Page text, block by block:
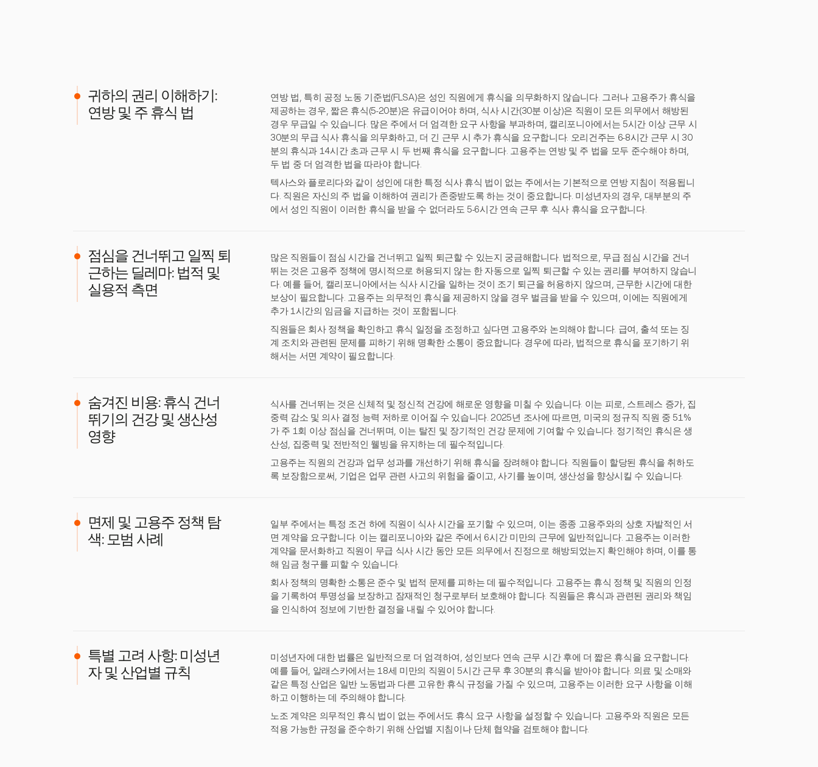
귀하의 권리 이해하기:
연방 및 주 휴식 법
연방 법, 특히 공정 노동 기준법(FLSA)은 성인 직원에게 휴식을 의무화하지 않습니다. 그러나 고용주가 휴식을
제공하는 경우, 짧은 휴식(5-20분)은 유급이어야 하며, 식사 시간(30분 이상)은 직원이 모든 의무에서 해방된
경우 무급일 수 있습니다. 많은 주에서 더 엄격한 요구 사항을 부과하며, 캘리포니아에서는 5시간 이상 근무 시
30분의 무급 식사 휴식을 의무화하고, 더 긴 근무 시 추가 휴식을 요구합니다. 오리건주는 6-8시간 근무 시 30
분의 휴식과 14시간 초과 근무 시 두 번째 휴식을 요구합니다. 고용주는 연방 및 주 법을 모두 준수해야 하며,
두 법 중 더 엄격한 법을 따라야 합니다.
텍사스와 플로리다와 같이 성인에 대한 특정 식사 휴식 법이 없는 주에서는 기본적으로 연방 지침이 적용됩니
다. 직원은 자신의 주 법을 이해하여 권리가 존중받도록 하는 것이 중요합니다. 미성년자의 경우, 대부분의 주
에서 성인 직원이 이러한 휴식을 받을 수 없더라도 5-6시간 연속 근무 후 식사 휴식을 요구합니다.
점심을 건너뛰고 일찍 퇴
근하는 딜레마: 법적 및
실용적 측면
많은 직원들이 점심 시간을 건너뛰고 일찍 퇴근할 수 있는지 궁금해합니다. 법적으로, 무급 점심 시간을 건너
뛰는 것은 고용주 정책에 명시적으로 허용되지 않는 한 자동으로 일찍 퇴근할 수 있는 권리를 부여하지 않습니
다. 예를 들어, 캘리포니아에서는 식사 시간을 일하는 것이 조기 퇴근을 허용하지 않으며, 근무한 시간에 대한
보상이 필요합니다. 고용주는 의무적인 휴식을 제공하지 않을 경우 벌금을 받을 수 있으며, 이에는 직원에게
추가 1시간의 임금을 지급하는 것이 포함됩니다.
직원들은 회사 정책을 확인하고 휴식 일정을 조정하고 싶다면 고용주와 논의해야 합니다. 급여, 출석 또는 징
계 조치와 관련된 문제를 피하기 위해 명확한 소통이 중요합니다. 경우에 따라, 법적으로 휴식을 포기하기 위
해서는 서면 계약이 필요합니다.
숨겨진 비용: 휴식 건너
뛰기의 건강 및 생산성
영향
식사를 건너뛰는 것은 신체적 및 정신적 건강에 해로운 영향을 미칠 수 있습니다. 이는 피로, 스트레스 증가, 집
중력 감소 및 의사 결정 능력 저하로 이어질 수 있습니다. 2025년 조사에 따르면, 미국의 정규직 직원 중 51%
가 주 1회 이상 점심을 건너뛰며, 이는 탈진 및 장기적인 건강 문제에 기여할 수 있습니다. 정기적인 휴식은 생
산성, 집중력 및 전반적인 웰빙을 유지하는 데 필수적입니다.
고용주는 직원의 건강과 업무 성과를 개선하기 위해 휴식을 장려해야 합니다. 직원들이 할당된 휴식을 취하도
록 보장함으로써, 기업은 업무 관련 사고의 위험을 줄이고, 사기를 높이며, 생산성을 향상시킬 수 있습니다.
면제 및 고용주 정책 탐
색: 모범 사례
일부 주에서는 특정 조건 하에 직원이 식사 시간을 포기할 수 있으며, 이는 종종 고용주와의 상호 자발적인 서
면 계약을 요구합니다. 이는 캘리포니아와 같은 주에서 6시간 미만의 근무에 일반적입니다. 고용주는 이러한
계약을 문서화하고 직원이 무급 식사 시간 동안 모든 의무에서 진정으로 해방되었는지 확인해야 하며, 이를 통
해 임금 청구를 피할 수 있습니다.
회사 정책의 명확한 소통은 준수 및 법적 문제를 피하는 데 필수적입니다. 고용주는 휴식 정책 및 직원의 인정
을 기록하여 투명성을 보장하고 잠재적인 청구로부터 보호해야 합니다. 직원들은 휴식과 관련된 권리와 책임
을 인식하여 정보에 기반한 결정을 내릴 수 있어야 합니다.
특별 고려 사항: 미성년
자 및 산업별 규칙
미성년자에 대한 법률은 일반적으로 더 엄격하여, 성인보다 연속 근무 시간 후에 더 짧은 휴식을 요구합니다.
예를 들어, 알래스카에서는 18세 미만의 직원이 5시간 근무 후 30분의 휴식을 받아야 합니다. 의료 및 소매와
같은 특정 산업은 일반 노동법과 다른 고유한 휴식 규정을 가질 수 있으며, 고용주는 이러한 요구 사항을 이해
하고 이행하는 데 주의해야 합니다.
노조 계약은 의무적인 휴식 법이 없는 주에서도 휴식 요구 사항을 설정할 수 있습니다. 고용주와 직원은 모든
적용 가능한 규정을 준수하기 위해 산업별 지침이나 단체 협약을 검토해야 합니다.